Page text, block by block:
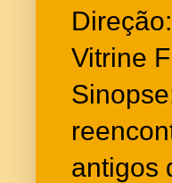
Vitrine
antigos